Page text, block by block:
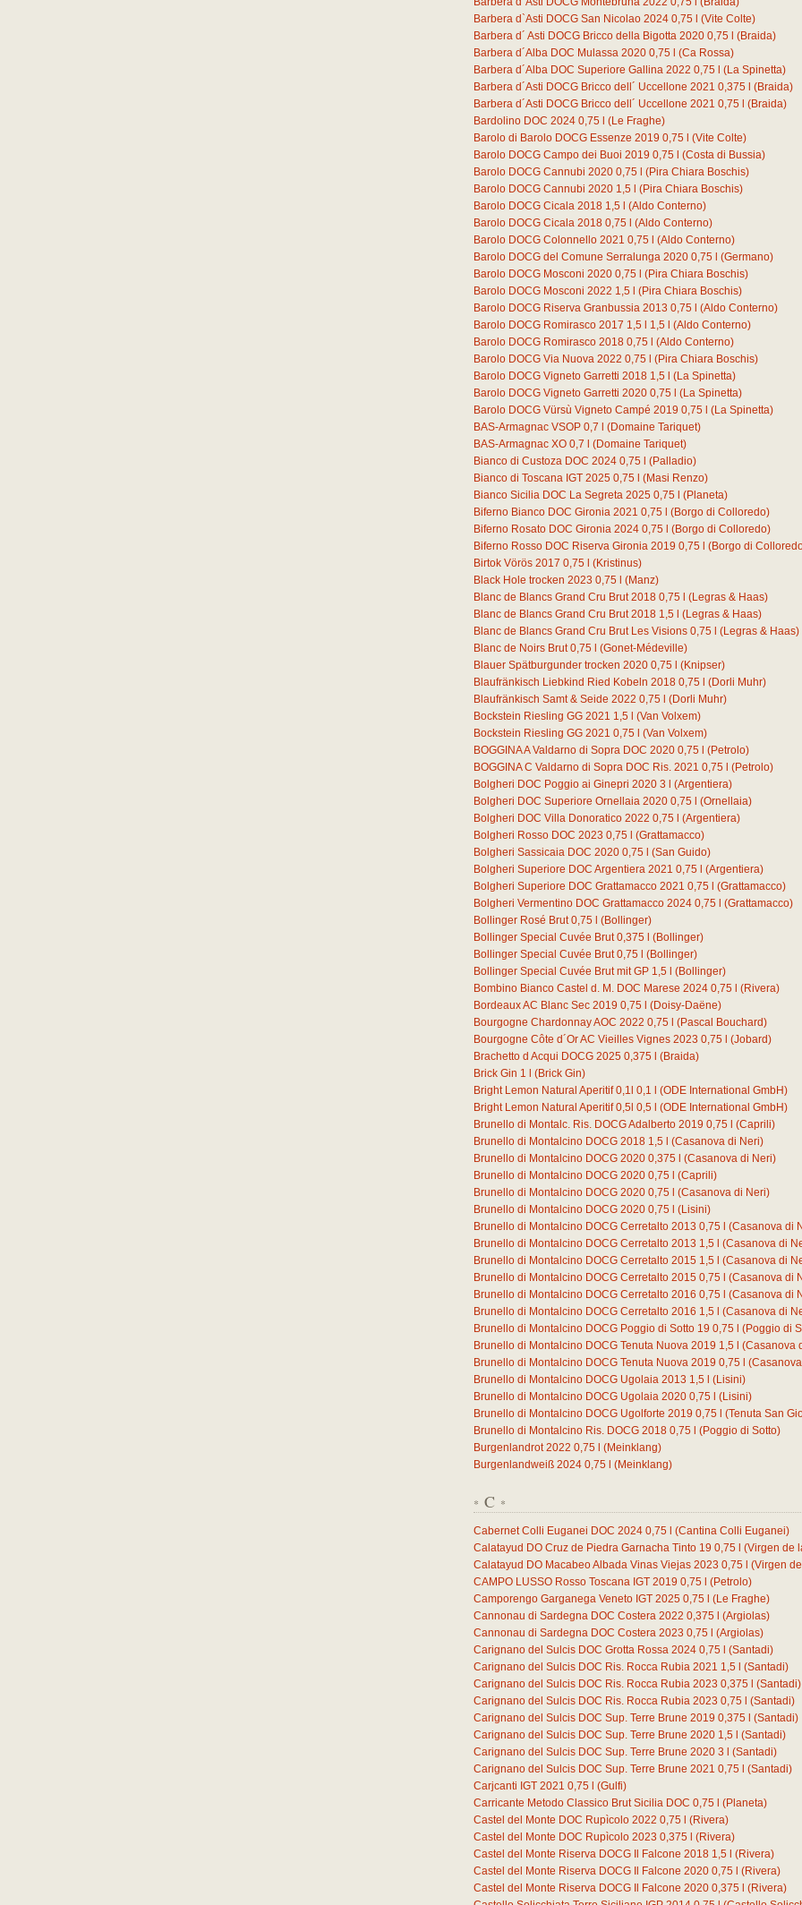
Barbera d`Asti DOCG San Nicolao 2024 0,75
(Vite Colte)
Barbera d´ Asti DOCG Bricco della Bigotta 2020 0,75
(Braida)
Barbera d´Alba DOC Mulassa 2020 0,75
(Ca Rossa)
Barbera d´Alba DOC Superiore Gallina 2022 0,75
(La Spinetta)
Barbera d´Asti DOCG Bricco dell´ Uccellone 2021 0,375
(Braida)
Barbera d´Asti DOCG Bricco dell´ Uccellone 2021 0,75
(Braida)
Bardolino DOC 2024 0,75
(Le Fraghe)
Barolo di Barolo DOCG Essenze 2019 0,75
(Vite Colte)
Barolo DOCG Campo dei Buoi 2019 0,75
(Costa di Bussia)
Barolo DOCG Cannubi 2020 0,75
(Pira Chiara Boschis)
Barolo DOCG Cannubi 2020 1,5
(Pira Chiara Boschis)
Barolo DOCG Cicala 2018 1,5
(Aldo Conterno)
Barolo DOCG Cicala 2018 0,75
(Aldo Conterno)
Barolo DOCG Colonnello 2021 0,75
(Aldo Conterno)
Barolo DOCG del Comune Serralunga 2020 0,75
(Germano)
Barolo DOCG Mosconi 2020 0,75
(Pira Chiara Boschis)
Barolo DOCG Mosconi 2022 1,5
(Pira Chiara Boschis)
Barolo DOCG Riserva Granbussia 2013 0,75
(Aldo Conterno)
Barolo DOCG Romirasco 2017 1,5 l
1,5
(Aldo Conterno)
Barolo DOCG Romirasco 2018 0,75
(Aldo Conterno)
Barolo DOCG Via Nuova 2022 0,75
(Pira Chiara Boschis)
Barolo DOCG Vigneto Garretti 2018 1,5
(La Spinetta)
Barolo DOCG Vigneto Garretti 2020 0,75
(La Spinetta)
Barolo DOCG Vürsù Vigneto Campé 2019 0,75
(La Spinetta)
BAS-Armagnac VSOP 0,7
(Domaine Tariquet)
BAS-Armagnac XO 0,7
(Domaine Tariquet)
Bianco di Custoza DOC 2024 0,75
(Palladio)
Bianco di Toscana IGT 2025 0,75
(Masi Renzo)
Bianco Sicilia DOC La Segreta 2025 0,75
(Planeta)
Biferno Bianco DOC Gironia 2021 0,75
(Borgo di Colloredo)
Biferno Rosato DOC Gironia 2024 0,75
(Borgo di Colloredo)
Biferno Rosso DOC Riserva Gironia 2019 0,75
(Borgo di
Birtok Vörös 2017 0,75
(Kristinus)
Black Hole trocken 2023 0,75
(Manz)
Blanc de Blancs Grand Cru Brut 2018 0,75
(Legras & Haas)
Blanc de Blancs Grand Cru Brut 2018 1,5
(Legras & Haas)
Blanc de Blancs Grand Cru Brut Les Visions 0,75
(Legras & Haas)
Blanc de Noirs Brut 0,75
(Gonet-Médeville)
Blauer Spätburgunder trocken 2020 0,75
(Knipser)
Blaufränkisch Liebkind Ried Kobeln 2018 0,75
(Dorli Muhr)
Blaufränkisch Samt & Seide 2022 0,75
(Dorli Muhr)
Bockstein Riesling GG 2021 1,5
(Van Volxem)
Bockstein Riesling GG 2021 0,75
(Van Volxem)
BOGGINA A Valdarno di Sopra DOC 2020 0,75
(Petrolo)
BOGGINA C Valdarno di Sopra DOC Ris. 2021 0,75
(Petrolo)
Bolgheri DOC Poggio ai Ginepri 2020 3
(Argentiera)
Bolgheri DOC Superiore Ornellaia 2020 0,75
(Ornellaia)
Bolgheri DOC Villa Donoratico 2022 0,75
(Argentiera)
Bolgheri Rosso DOC 2023 0,75
(Grattamacco)
Bolgheri Sassicaia DOC 2020 0,75
(San Guido)
Bolgheri Superiore DOC Argentiera 2021 0,75
(Argentiera)
Bolgheri Superiore DOC Grattamacco 2021 0,75
(Grattamacco)
Bolgheri Vermentino DOC Grattamacco 2024 0,75
(Grattamacco)
Bollinger Rosé Brut 0,75
(Bollinger)
Bollinger Special Cuvée Brut 0,375
(Bollinger)
Bollinger Special Cuvée Brut 0,75
(Bollinger)
Bollinger Special Cuvée Brut mit GP 1,5
(Bollinger)
Bombino Bianco Castel d. M. DOC Marese 2024 0,75
(Rivera)
Bordeaux AC Blanc Sec 2019 0,75
(Doisy-Daëne)
Bourgogne Chardonnay AOC 2022 0,75
(Pascal Bouchard)
Bourgogne Côte d´Or AC Vieilles Vignes 2023 0,75
(Jobard)
Brachetto d Acqui DOCG 2025 0,375
(Braida)
Brick Gin 1
(Brick Gin)
Bright Lemon Natural Aperitif 0,1l 0,1
(ODE International GmbH)
Bright Lemon Natural Aperitif 0,5l 0,5
(ODE International GmbH)
Brunello di Montalc. Ris. DOCG Adalberto 2019 0,75
(Caprili)
Brunello di Montalcino DOCG 2018 1,5
(Casanova di Neri)
Brunello di Montalcino DOCG 2020 0,375
(Casanova di Neri)
Brunello di Montalcino DOCG 2020 0,75
(Caprili)
Brunello di Montalcino DOCG 2020 0,75
(Casanova di Neri)
Brunello di Montalcino DOCG 2020 0,75
(Lisini)
Brunello di Montalcino DOCG Cerretalto 2013 0,75
(Casanova di
Brunello di Montalcino DOCG Cerretalto 2013 1,5
(Casanova di
Brunello di Montalcino DOCG Cerretalto 2015 1,5
(Casanova di
Brunello di Montalcino DOCG Cerretalto 2015 0,75
(Casanova di
Brunello di Montalcino DOCG Cerretalto 2016 0,75
(Casanova di
Brunello di Montalcino DOCG Cerretalto 2016 1,5
(Casanova di
Brunello di Montalcino DOCG Poggio di Sotto 19 0,75
(Poggio di
Brunello di Montalcino DOCG Tenuta Nuova 2019 1,5
(Casanova
Brunello di Montalcino DOCG Tenuta Nuova 2019 0,75
Brunello di Montalcino DOCG Ugolaia 2013 1,5
(Lisini)
Brunello di Montalcino DOCG Ugolaia 2020 0,75
(Lisini)
Brunello di Montalcino DOCG Ugolforte 2019 0,75
(Tenuta San
Brunello di Montalcino Ris. DOCG 2018 0,75
(Poggio di Sotto)
Burgenlandrot 2022 0,75
(Meinklang)
Burgenlandweiß 2024 0,75 (Meinklang)
* C *
Cabernet Colli Euganei DOC 2024 0,75
(Cantina Colli Euganei)
Calatayud DO Cruz de Piedra Garnacha Tinto 19 0,75
(Virgen de
Calatayud DO Macabeo Albada Vinas Viejas 2023 0,75
(Virgen
CAMPO LUSSO Rosso Toscana IGT 2019 0,75
(Petrolo)
Camporengo Garganega Veneto IGT 2025 0,75
(Le Fraghe)
Cannonau di Sardegna DOC Costera 2022 0,375
(Argiolas)
Cannonau di Sardegna DOC Costera 2023 0,75
(Argiolas)
Carignano del Sulcis DOC Grotta Rossa 2024 0,75
(Santadi)
Carignano del Sulcis DOC Ris. Rocca Rubia 2021 1,5
(Santadi)
Carignano del Sulcis DOC Ris. Rocca Rubia 2023 0,375
(Santadi)
Carignano del Sulcis DOC Ris. Rocca Rubia 2023 0,75
(Santadi)
Carignano del Sulcis DOC Sup. Terre Brune 2019 0,375
(Santadi)
Carignano del Sulcis DOC Sup. Terre Brune 2020 1,5
(Santadi)
Carignano del Sulcis DOC Sup. Terre Brune 2020 3
(Santadi)
Carignano del Sulcis DOC Sup. Terre Brune 2021 0,75
(Santadi)
Carjcanti IGT 2021 0,75
(Gulfi)
Carricante Metodo Classico Brut Sicilia DOC 0,75
(Planeta)
Castel del Monte DOC Rupìcolo 2022 0,75
(Rivera)
Castel del Monte DOC Rupìcolo 2023 0,375
(Rivera)
Castel del Monte Riserva DOCG Il Falcone 2018 1,5
(Rivera)
Castel del Monte Riserva DOCG Il Falcone 2020 0,75
(Rivera)
Castel del Monte Riserva DOCG Il Falcone 2020 0,375
(Rivera)